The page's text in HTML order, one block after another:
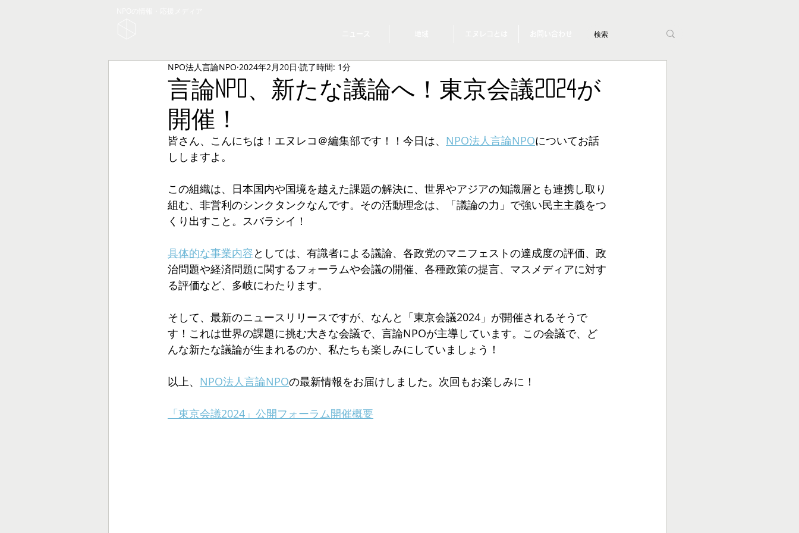
言論NPO、新たな議論へ！東京会議2024が
開催！
NPO法人言論NPO 2024年2月20日 読了時間: 1分
皆さん、こんにちは！エヌレコ＠編集部です！！今日は、 NPO法人言論NPOについてお話
ししますよ。
この組織は、日本国内や国境を越えた課題の解決に、世界やアジアの知識層とも連携し取り
組む、非営利のシンクタンクなんです。その活動理念は、「議論の力」で強い民主主義をつ
くり出すこと。スバラシイ！
具体的な事業内容としては、有識者による議論、各政党のマニフェストの達成度の評価、政
治問題や経済問題に関するフォーラムや会議の開催、各種政策の提言、マスメディアに対す
る評価など、多岐にわたります。
そして、最新のニュースリリースですが、なんと「東京会議2024」が開催されるそうで
す！これは世界の課題に挑む大きな会議で、言論NPOが主導しています。この会議で、ど
んな新たな議論が生まれるのか、私たちも楽しみにしていましょう！
以上、 NPO法人言論NPOの最新情報をお届けしました。次回もお楽しみに！
「東京会議2024」公開フォーラム開催概要